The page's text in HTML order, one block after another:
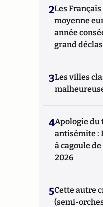
2Les
moyenne
année
grand
3Les villes
4Apologie du
antisémite :
à cagoule de
2026
5Cette autre
(semi-